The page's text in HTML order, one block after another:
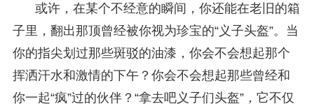
或许，在某个不经意的瞬间，你还能在老旧的箱
子里，翻出那顶曾经被你视为珍宝的“义子头盔”。当
你的指尖划过那些斑驳的油漆，你会不会想起那个
挥洒汗水和激情的下午？你会不会想起那些曾经和
你一起“疯”过的伙伴？“拿去吧义子们头盔”，它不仅